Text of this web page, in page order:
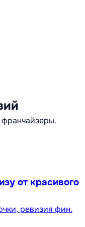
от красивого
ревизия фин.